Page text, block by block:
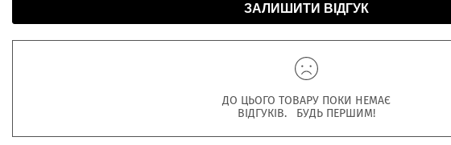
ЗАЛИШИТИ ВІДГУК
ДО ЦЬОГО ТОВАРУ ПОКИ НЕМАЄ
ВІДГУКІВ. БУДЬ ПЕРШИМ!